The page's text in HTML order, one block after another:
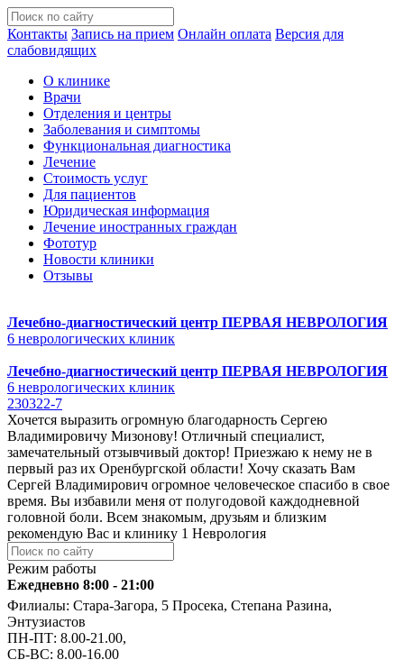
Контакты Запись на прием Онлайн оплата Версия для
слабовидящих
О клинике
Врачи
Отделения и центры
Заболевания и симптомы
Функциональная диагностика
Лечение
Стоимость услуг
Для пациентов
Юридическая информация
Лечение иностранных граждан
Фототур
Новости клиники
Отзывы
Лечебно-диагностический центр ПЕРВАЯ НЕВРОЛОГИЯ
6 неврологических клиник
Лечебно-диагностический центр ПЕРВАЯ НЕВРОЛОГИЯ
6 неврологических клиник
230322-7
Хочется выразить огромную благодарность Сергею
Владимировичу Мизонову! Отличный специалист,
замечательный отзывчивый доктор! Приезжаю к нему не в
первый раз их Оренбургской области! Хочу сказать Вам
Сергей Владимирович огромное человеческое спасибо в свое
время. Вы избавили меня от полугодовой каждодневной
головной боли. Всем знакомым, друзьям и близким
рекомендую Вас и клинику 1 Неврология
Режим работы
Ежедневно 8:00 - 21:00
Филиалы: Стара-Загора, 5 Просека, Степана Разина,
Энтузиастов
ПН-ПТ: 8.00-21.00,
СБ-ВС: 8.00-16.00